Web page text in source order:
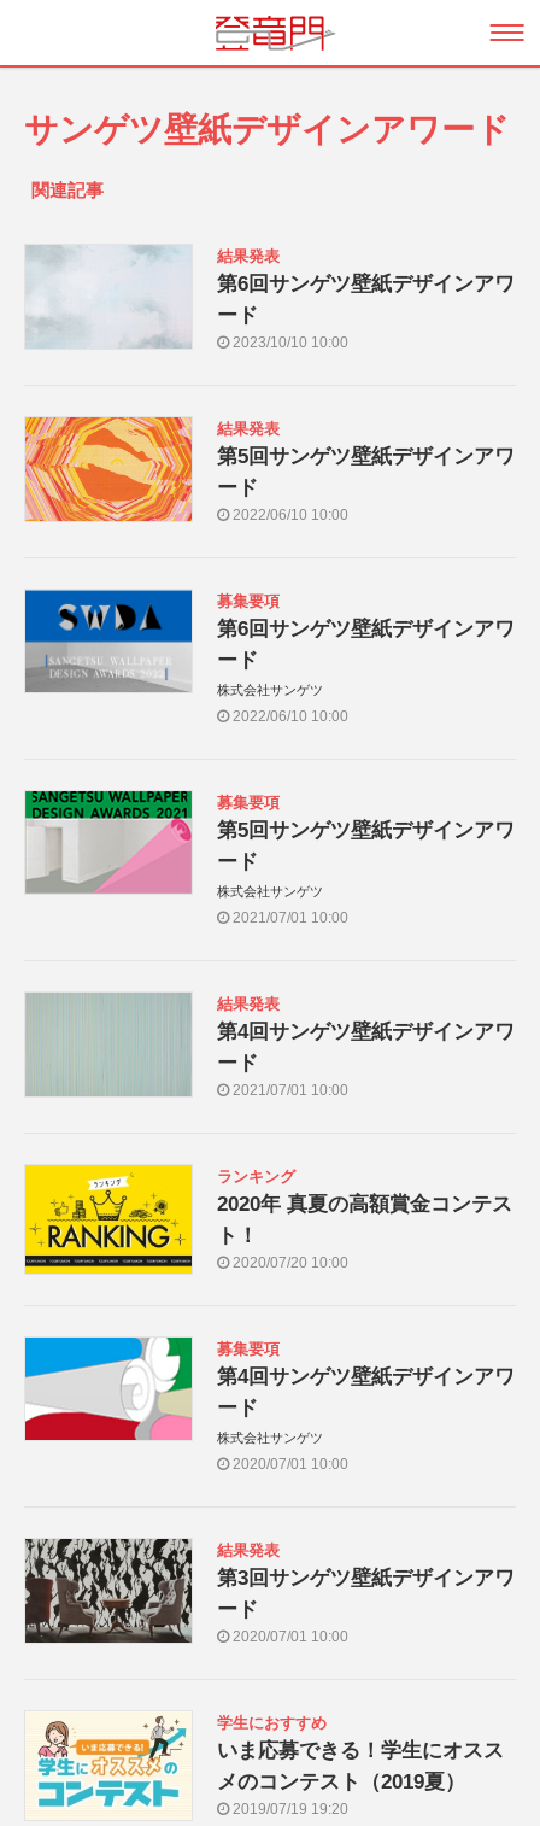
サンゲツ壁紙デザインアワード
関連記事
結果発表
第6回サンゲツ壁紙デザインアワ
ード
2023/10/10 10:00
結果発表
第5回サンゲツ壁紙デザインアワ
ード
2022/06/10 10:00
募集要項
第6回サンゲツ壁紙デザインアワ
ード
株式会社サンゲツ
2022/06/10 10:00
募集要項
第5回サンゲツ壁紙デザインアワ
ード
株式会社サンゲツ
2021/07/01 10:00
結果発表
第4回サンゲツ壁紙デザインアワ
ード
2021/07/01 10:00
ランキング
2020年 真夏の高額賞金コンテス
ト！
2020/07/20 10:00
募集要項
第4回サンゲツ壁紙デザインアワ
ード
株式会社サンゲツ
2020/07/01 10:00
結果発表
第3回サンゲツ壁紙デザインアワ
ード
2020/07/01 10:00
学生におすすめ
いま応募できる！学生にオスス
メのコンテスト（2019夏）
2019/07/19 19:20